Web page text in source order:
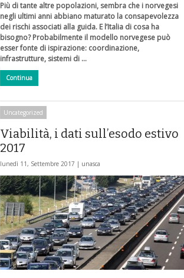
Più di tante altre popolazioni, sembra che i norvegesi
negli ultimi anni abbiano maturato la consapevolezza
dei rischi associati alla guida. E l’Italia di cosa ha
bisogno? Probabilmente il modello norvegese può
esser fonte di ispirazione: coordinazione,
infrastrutture, sistemi di …
Continua
Uncategorized
Viabilità, i dati sull’esodo estivo
2017
lunedì 11, Settembre 2017 | unasca